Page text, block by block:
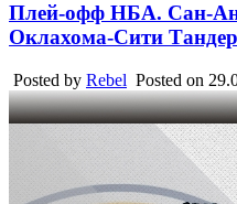
Плей-офф НБА. Сан-
Оклахома-Сити
Posted by Rebel Posted on